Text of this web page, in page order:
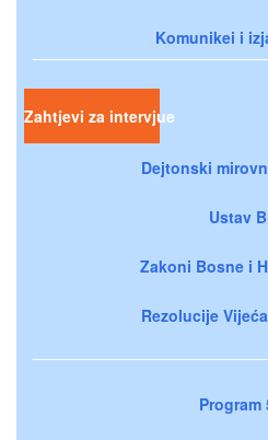
Komunikei i
Zahtjevi za intervjue
Dejtonski
Ustav
Zakoni Bosne i
Rezolucije
Program